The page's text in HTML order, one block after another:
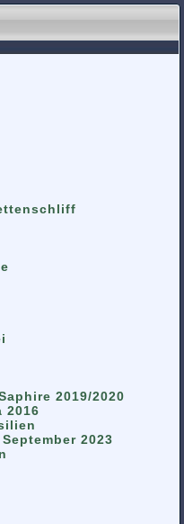
2019/2020
2016
2023